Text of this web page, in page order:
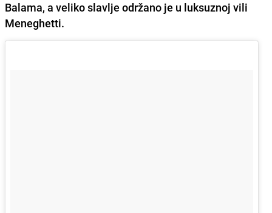
Balama, a veliko slavlje održano je u luksuznoj vili
Meneghetti.